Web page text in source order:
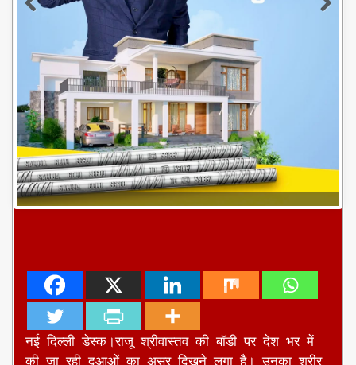
नई दिल्ली डेस्क।राजू श्रीवास्तव की बॉडी पर देश भर में
की जा रही दुआओं का असर दिखने लगा है। उनका शरीर
अब दवाओं के प्रति भी रिस्पॉन्स करने लगा है।डॉक्टरों ने